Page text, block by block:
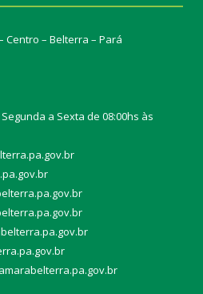
Centro – Belterra – Pará
a Sexta de 08:00hs às
r